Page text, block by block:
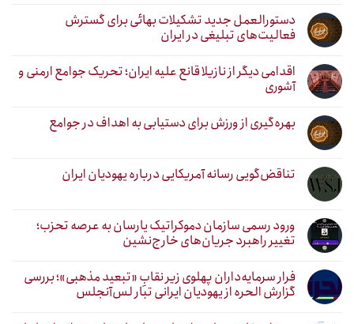
دستورالعمل جدید تشکیلات بهائی برای گسترش
فعالیت‌های تبلیغی در ایران
اقدامی دیگر از نازیلا قانع علیه ایران؛ تحریک جوامع ارمنی و
آشوری
بهره‌گیری از ورزش برای دستیابی به اهداف در جوامع
تناقض‌گویی رسانه آمریکایی درباره یهودیان ایران
ورود رسمی سازمان دموکراتیک یارسان به عرصه تحزب؛
تغییر راهبرد جریان‌های خارج‌نشین
فرار سرمایه‌داران پهلوی زیر نقابِ «تبعید مذهبی»؛ بررسی
گزارش الحره از یهودیان ایرانی تبار لس‌آنجلس